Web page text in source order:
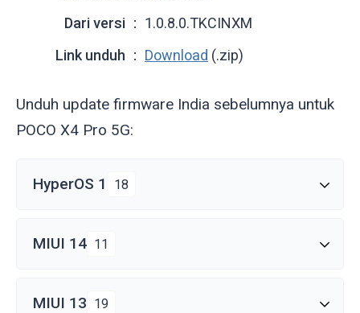
Dari versi
1.0.8.0.TKCINXM
Link unduh
Download (.zip)
Unduh update firmware India sebelumnya untuk
POCO X4 Pro 5G:
HyperOS 1 18
MIUI 14 11
MIUI 13 19